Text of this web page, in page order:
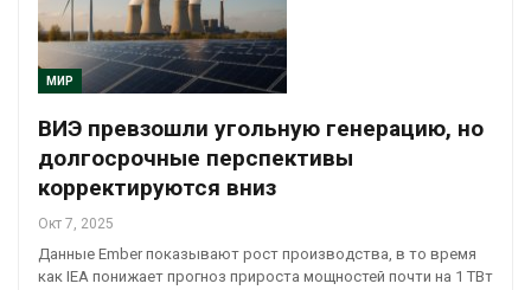
МИР
ВИЭ превзошли угольную генерацию, но
долгосрочные перспективы
корректируются вниз
Окт 7, 2025
Данные Ember показывают рост производства, в то время
как IEA понижает прогноз прироста мощностей почти на 1 ТВт